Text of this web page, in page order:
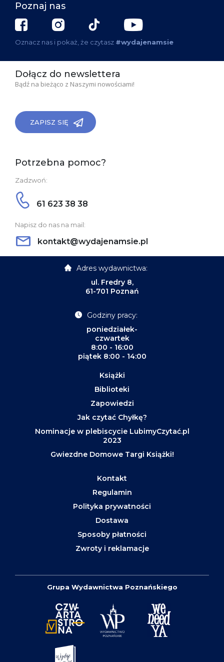
Poznaj nas
Oznacz nas i pokaż, że czytasz #wydajenamsie
Dołącz do newslettera
Bądź na bieżąco z Naszymi nowościami!
ZAPISZ SIĘ
Potrzebna pomoc?
Zadzwoń:
61 623 38 38
Napisz do nas na mail:
kontakt@wydajenamsie.pl
Adres wydawnictwa:
ul. Fredry 8,
61-701 Poznań
Godziny pracy:
poniedziałek-
czwartek
8:00 - 16:00
piątek 8:00 - 14:00
Książki
Biblioteki
Zapowiedzi
Jak czytać Chyłkę?
Nominacje w plebiscycie LubimyCzytać.pl
2023
Gwiezdne Domowe Targi Książki!
Kontakt
Regulamin
Polityka prywatności
Dostawa
Sposoby płatności
Zwroty i reklamacje
Grupa Wydawnictwa Poznańskiego